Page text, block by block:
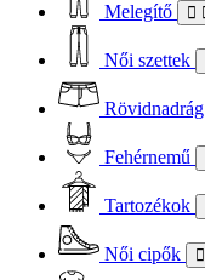
Melegítő
Női szettek
Rövidnadrág
Fehérnemű
Tartozékok
Női cipők